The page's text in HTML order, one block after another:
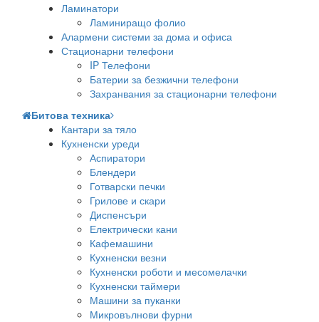
Ламинатори
Ламиниращо фолио
Алармени системи за дома и офиса
Стационарни телефони
IP Телефони
Батерии за безжични телефони
Захранвания за стационарни телефони
Битова техника
Кантари за тяло
Кухненски уреди
Аспиратори
Блендери
Готварски печки
Грилове и скари
Диспенсъри
Електрически кани
Кафемашини
Кухненски везни
Кухненски роботи и месомелачки
Кухненски таймери
Машини за пуканки
Микровълнови фурни